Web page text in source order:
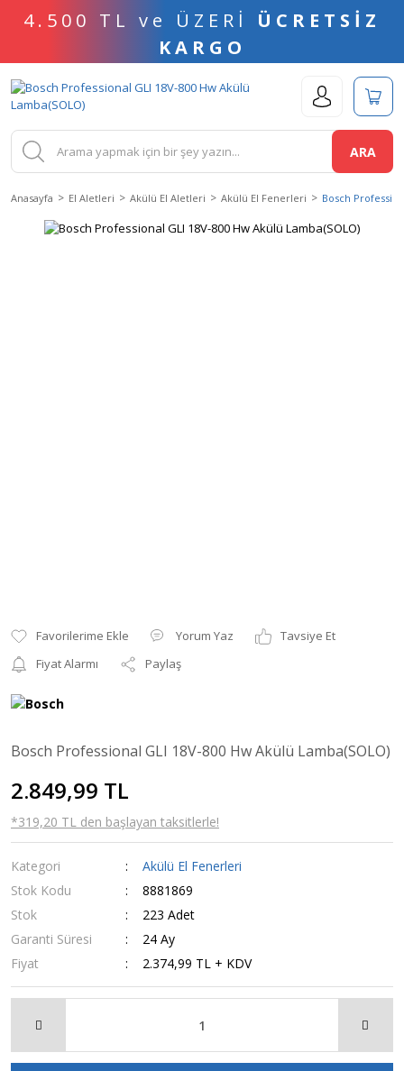
4.500 TL ve ÜZERİ ÜCRETSİZ
KARGO
ARA
Anasayfa El Aletleri Akülü El Aletleri Akülü El Fenerleri Bosch
Yorum Yaz
Tavsiye Et
Fiyat Alarmı
Paylaş
Bosch Professional GLI 18V-800 Hw Akülü Lamba(SOLO)
2.849,99 TL
*319,20 TL den başlayan taksitlerle!
Kategori
Akülü El Fenerleri
Stok Kodu
8881869
Stok
223 Adet
Garanti Süresi
24 Ay
Fiyat
2.374,99 TL + KDV